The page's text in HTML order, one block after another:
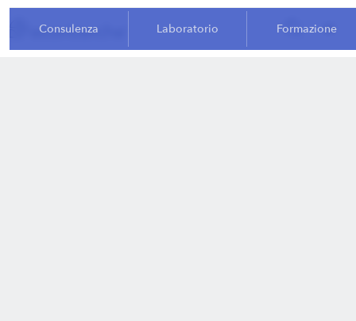
Consulenza Laboratorio Formazione